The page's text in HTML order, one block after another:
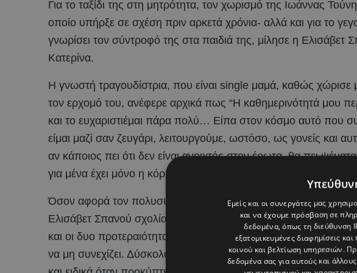
Για το ταξίδι της στη μητρότητα, τον χωρισμό της Ιωάννας
οποίο υπήρξε σε σχέση πριν αρκετά χρόνια- αλλά και για το
γνωρίσει τον σύντροφό της στα παιδιά της, μίλησε η
Κατερίνα.
Η γνωστή τραγουδίστρια, που είναι single μαμά, καθώς χώρισε
τον ερχομό του, ανέφερε αρχικά πως “Η καθημερινότητά μου
και το ευχαριστιέμαι πάρα πολύ… Είπα στον κόσμο αυτό που
είμαι μαζί σαν ζευγάρι, λειτουργούμε, ωστόσο, ως γονείς και
αν κάποιος πει ότι δεν είναι ανοιχτός στον έρωτα, θα πει
για μένα έχει μόνο η κόρη μου. Δεν είναι το μυαλό μου στον
Όσον αφορά τον πολυσυζητημένο χωρισμό της Ιωάννας Τούνη
Ελισάβετ Σπανού σχολίασε ότι “Κανένας χωρισμός δεν είναι
και οι δυο προτεραιότητα το παιδί τους. Η γνώμη μου είναι, όταν
να μη συνεχίζει. Δύσκολο πράγμα η απόσταση. Κατά τη
Εμείς και οι συνεργάτες μας
και να έχουμε πρόσβαση σε
δεδομένα, όπως τη διεύθυνση
εξατομικευμένες διαφημίσεις
κοινού και βελτίωση υπηρεσιών.
δεδομένα σας για αυτούς και